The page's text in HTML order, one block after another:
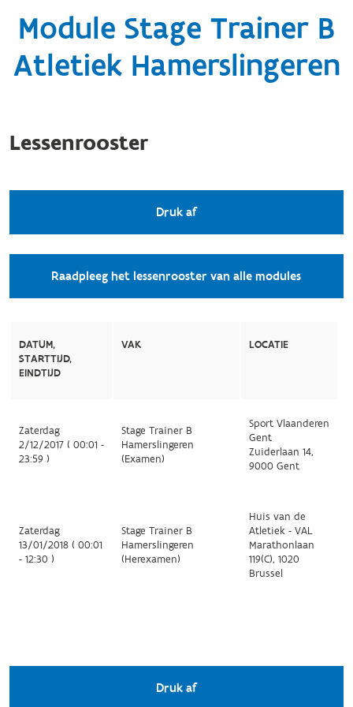
Module Stage Trainer B
Atletiek Hamerslingeren
Lessenrooster
Druk af
Raadpleeg het lessenrooster van alle modules
DATUM,
STARTTIJD,
EINDTIJD
VAK LOCATIE
Zaterdag
2/12/2017 ( 00:01 -
23:59 )
Stage Trainer B
Hamerslingeren
(Examen)
Sport Vlaanderen
Gent
Zuiderlaan 14,
9000 Gent
Zaterdag
13/01/2018 ( 00:01
- 12:30 )
Stage Trainer B
Hamerslingeren
(Herexamen)
Huis van de
Atletiek - VAL
Marathonlaan
119(C), 1020
Brussel
Druk af